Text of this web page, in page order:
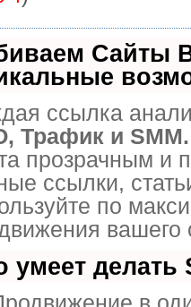
Сайты
ссылка
Трафик и SMM.
прозрачным и
ссылки,
по
вашего
умеет делать